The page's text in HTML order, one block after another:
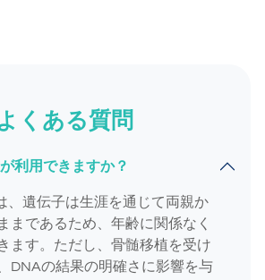
くある質問
利用できますか？
、遺伝子は生涯を通じて両親か
まであるため、年齢に関係なく
ます。ただし、骨髄移植を受け
DNAの結果の明確さに影響を与